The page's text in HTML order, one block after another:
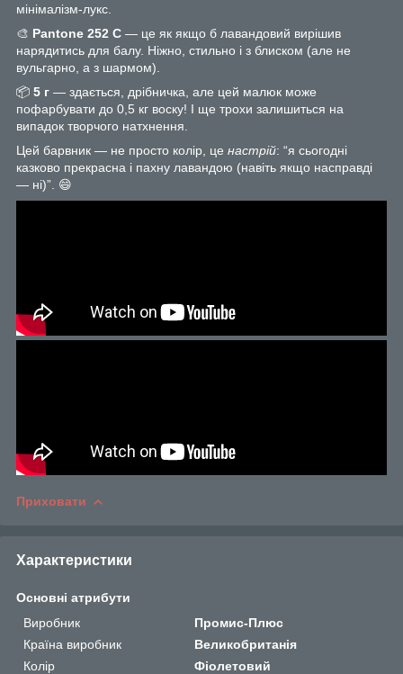
мінімалізм-лукс.
🎨 Pantone 252 C — це як якщо б лавандовий вирішив
нарядитись для балу. Ніжно, стильно і з блиском (але не
вульгарно, а з шармом).
📦 5 г — здається, дрібничка, але цей малюк може
пофарбувати до 0,5 кг воску! І ще трохи залишиться на
випадок творчого натхнення.
Цей барвник — не просто колір, це настрій: “я сьогодні
казково прекрасна і пахну лавандою (навіть якщо насправді
— ні)”. 😄
Приховати
Характеристики
Основні атрибути
Виробник
Промис-Плюс
Країна виробник
Великобританія
Колір
Фіолетовий